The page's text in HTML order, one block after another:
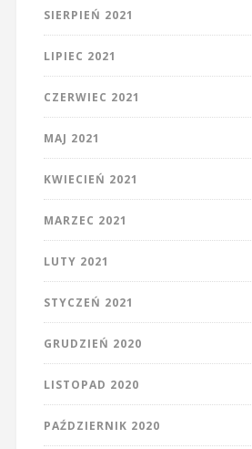
SIERPIEŃ 2021
LIPIEC 2021
CZERWIEC 2021
MAJ 2021
KWIECIEŃ 2021
MARZEC 2021
LUTY 2021
STYCZEŃ 2021
GRUDZIEŃ 2020
LISTOPAD 2020
PAŹDZIERNIK 2020